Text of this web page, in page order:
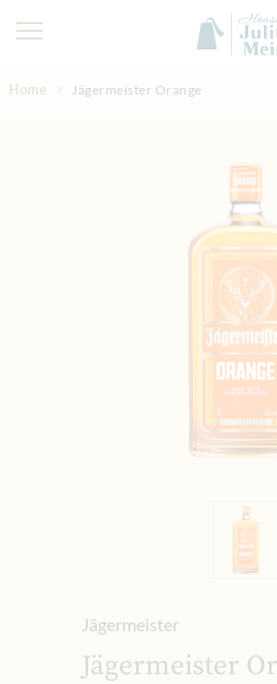
Home Jägermeister Orange
Jägermeister
Jägermeister